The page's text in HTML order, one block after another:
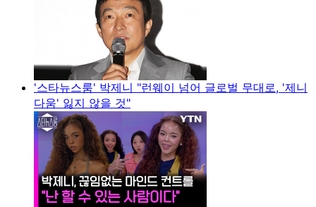
'스타뉴스룸' 박제니 "런웨이 넘어 글로벌 무대로, '제니
다움' 잃지 않을 것"